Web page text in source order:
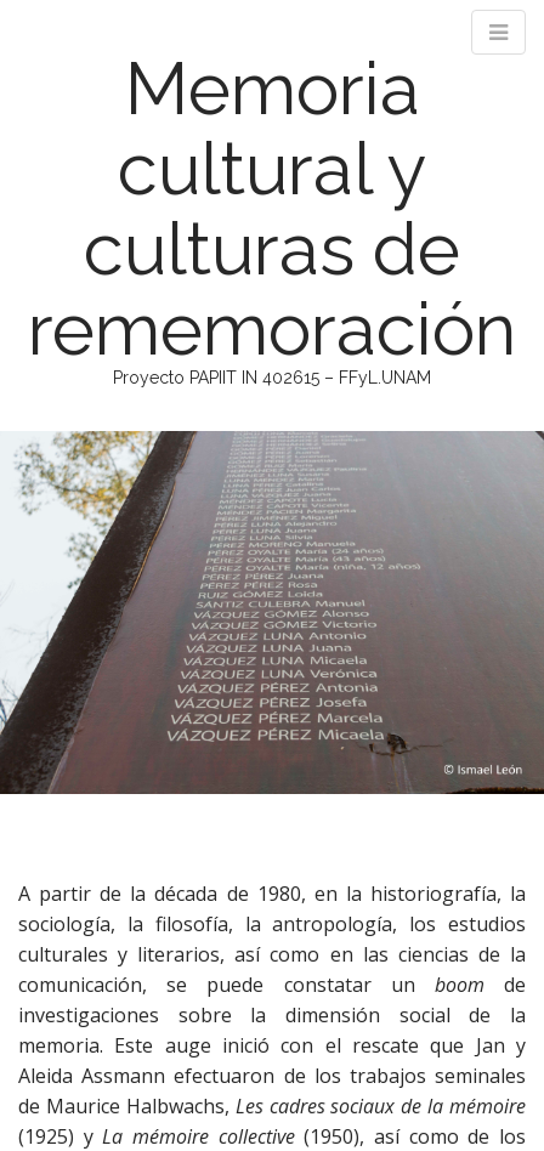
Memoria
cultural y
culturas de
rememoración
Proyecto PAPIIT IN 402615 – FFyL.UNAM
a
i
n
u
k
i
p
e
n
A partir de la década de 1980, en la historiografía, la
sociología, la filosofía, la antropología, los estudios
culturales y literarios, así como en las ciencias de la
comunicación, se puede constatar un boom de
investigaciones sobre la dimensión social de la
memoria. Este auge inició con el rescate que Jan y
Aleida Assmann efectuaron de los trabajos seminales
de Maurice Halbwachs, Les cadres sociaux de la mémoire
(1925) yLa mémoire collective(1950), así como de los